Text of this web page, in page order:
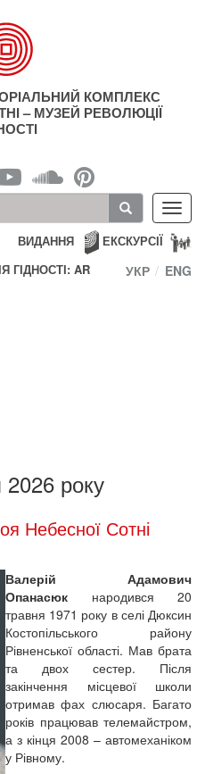
КОМПЛЕКС
– МУЗЕЙ РЕВОЛЮЦІЇ
ЕКСКУРСІЇ
ВИДАННЯ
ГІДНОСТІ: AR
УКР ENG
року
Небесної Сотні
Валерій Адамович
Опанасюк народився 20
травня 1971 року в селі Дюксин
Костопільського району
Рівненської області. Мав брата
та двох сестер. Після
закінчення місцевої школи
отримав фах слюсаря. Багато
років працював телемайстром,
а з кінця 2008 – автомеханіком
у Рівному.